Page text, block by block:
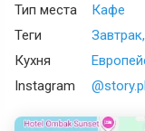
Тип места
Кафе
Теги
Завтрак
Кухня
Instagram